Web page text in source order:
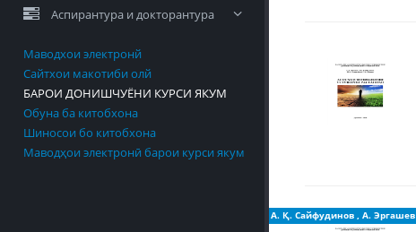
Аспирантура и докторантура
Маводхои электронй
Сайтхои макотиби олй
БАРОИ ДОНИШЧУЁНИ КУРСИ ЯКУМ
Обуна ба китобхона
Шиносои бо китобхона
Маводҳои электронӣ барои курси якум
А. Қ. Сайфудинов , А. Эргашев